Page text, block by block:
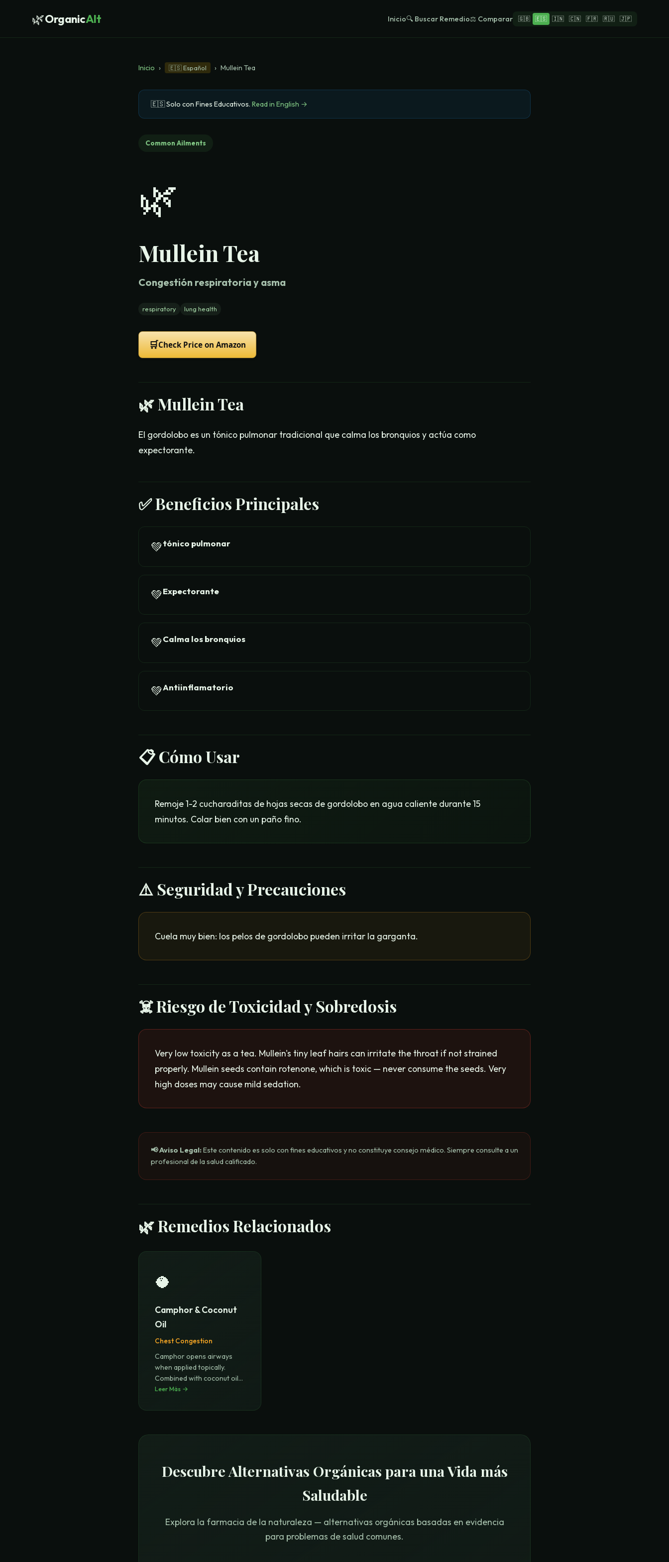
🌿OrganicAlt Inicio🔍 Buscar Remedio⚖️ Comparar 🇬🇧 🇪🇸 🇮🇳 🇨🇳 🇫🇷 🇷🇺 🇯🇵
Inicio › 🇪🇸Español › Mullein Tea
🇪🇸Solo con Fines Educativos. Read in English →
Common Ailments
🌿
Mullein Tea
Congestión respiratoria y asma
respiratory lung health
🛒Check Price on Amazon
🌿Mullein Tea
El gordolobo es un tónico pulmonar tradicional que calma los bronquios y actúa como
expectorante.
✅Beneficios Principales
💚tónico pulmonar
💚Expectorante
💚Calma los bronquios
💚Antiinflamatorio
📋Cómo Usar
Remoje 1-2 cucharaditas de hojas secas de gordolobo en agua caliente durante 15
minutos. Colar bien con un paño fino.
⚠️ Seguridad y Precauciones
Cuela muy bien: los pelos de gordolobo pueden irritar la garganta.
☠️ Riesgo de Toxicidad y Sobredosis
Very low toxicity as a tea. Mullein's tiny leaf hairs can irritate the throat if not strained
properly. Mullein seeds contain rotenone, which is toxic — never consume the seeds. Very
high doses may cause mild sedation.
📢 Aviso Legal:Este contenido es solo con fines educativos y no constituye consejo médico. Siempre consulte a un
profesional de la salud calificado.
🌿Remedios Relacionados
🥥
Camphor & Coconut
Oil
Chest Congestion
Camphor opens airways
when applied topically.
Combined with coconut oil
for safe ...
Leer Más →
Descubre Alternativas Orgánicas para una Vida más
Saludable
Explora la farmacia de la naturaleza — alternativas orgánicas basadas en evidencia
para problemas de salud comunes.